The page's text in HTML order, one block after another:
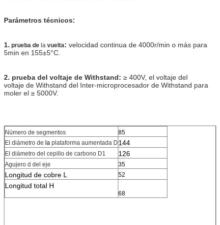
Parámetros técnicos:
1. prueba de la vuelta: velocidad continua de 4000r/min o más para
5min en 155±5°C.
2. prueba del voltaje de Withstand: ≥ 400V, el voltaje del
voltaje de Withstand del Inter-microprocesador de Withstand para
moler el ≥ 5000V.
Número de segmentos
85
El diámetro de la plataforma aumentada D 144
El diámetro del cepillo de carbono D1 126
Agujero d del eje 35
Longitud de cobre L 52
Longitud total H
68